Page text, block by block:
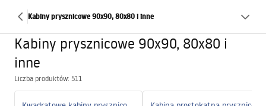
Kabiny prysznicowe 90x90, 80x80 i inne
Kabiny prysznicowe 90x90, 80x80 i
inne
Liczba produktów: 511